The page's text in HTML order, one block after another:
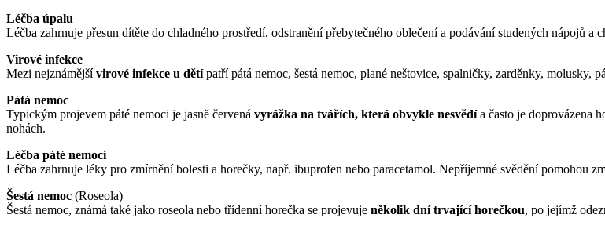
Léčba úpalu
Léčba zahrnuje přesun dítěte do chladného prostředí, odstranění přebytečného oblečení a podávání studených nápojů
Virové infekce
Mezi nejznámějšívirové infekce u dětípatří pátá nemoc, šestá nemoc, plané neštovice, spalničky, zarděnky, molusky,
Pátá nemoc
Typickým projevem páté nemoci je jasně červená vyrážka na tvářích, která obvykle nesvědía často je doprovázena
nohách.
Léčba páté nemoci
Léčba zahrnuje léky pro zmírnění bolesti a horečky, např. ibuprofen nebo paracetamol. Nepříjemné svědění pomohou
Šestá nemoc (Roseola)
Šestá nemoc, známá také jako roseola nebo třídenní horečka se projevuje několik dní trvající horečkou, po jejímž